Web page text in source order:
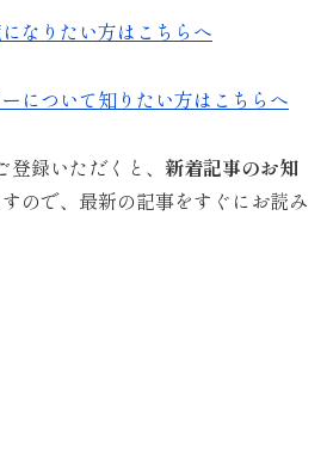
なりたい方はこちらへ
について知りたい方はこちらへ
録いただくと、 新着記事のお知
ので、最新の記事をすぐにお読み